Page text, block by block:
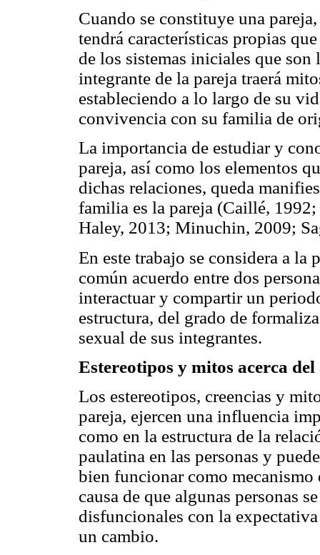
Cuando se constituye una
tendrá características propias
de los sistemas iniciales que
integrante de la pareja traerá
estableciendo a lo largo de su
convivencia con su familia de
La importancia de estudiar y
pareja, así como los elementos
dichas relaciones, queda
familia es la pareja (Caillé,
Haley, 2013; Minuchin, 2009;
En este trabajo se considera a la
común acuerdo entre dos
interactuar y compartir un
estructura, del grado de
sexual de sus integrantes.
Estereotipos y mitos acerca
Los estereotipos, creencias y
pareja, ejercen una influencia
como en la estructura de la
paulatina en las personas y
bien funcionar como mecanismo
causa de que algunas personas
disfuncionales con la
un cambio.